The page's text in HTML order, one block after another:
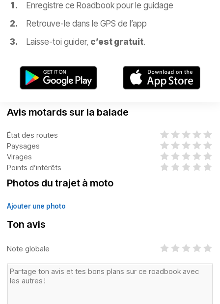
Enregistre ce Roadbook pour le guidage
Retrouve-le dans le GPS de l’app
Laisse-toi guider, c’est gratuit.
Avis motards sur la balade
État des routes
Paysages
Virages
Points d’intérêts
Photos du trajet à moto
Ajouter une photo
Ton avis
Note globale